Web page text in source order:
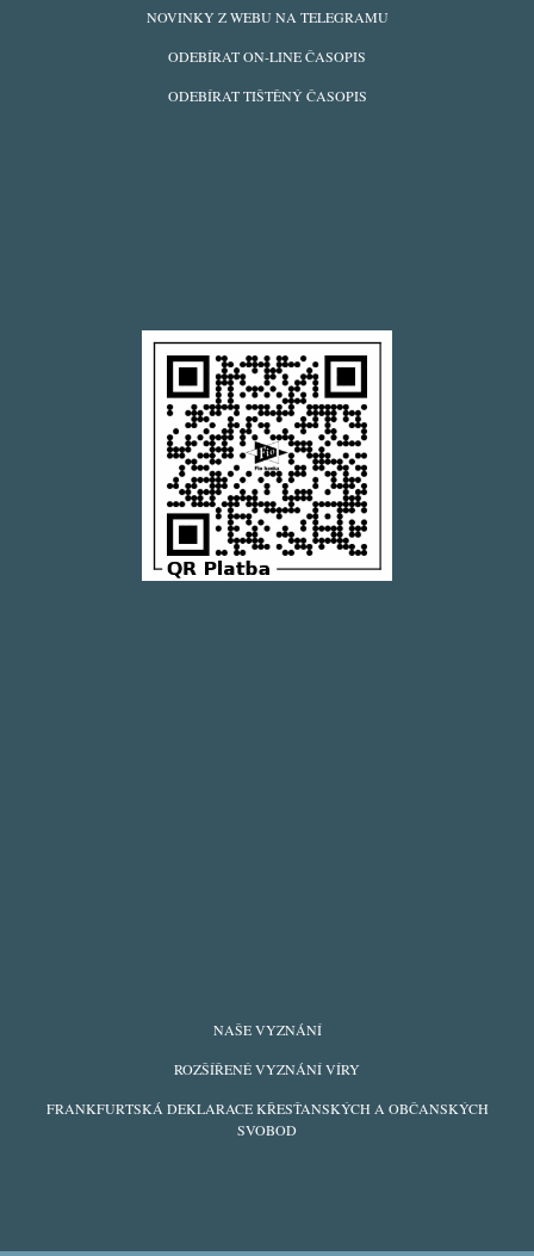
NOVINKY Z WEBU NA TELEGRAMU
ODEBÍRAT ON-LINE ČASOPIS
ODEBÍRAT TIŠTĚNÝ ČASOPIS
NAŠE VYZNÁNÍ
ROZŠÍŘENÉ VYZNÁNÍ VÍRY
FRANKFURTSKÁ DEKLARACE KŘESŤANSKÝCH A OBČANSKÝCH
SVOBOD